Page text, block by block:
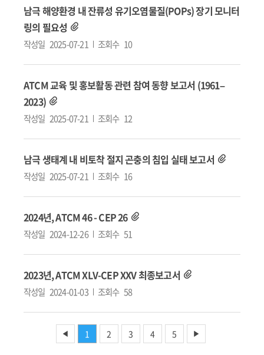
남극 해양환경 내 잔류성 유기오염물질(POPs) 장기 모니터
링의 필요성
작성일 2025-07-21 조회수 10
ATCM 교육 및 홍보활동 관련 참여 동향 보고서 (1961–
2023)
작성일 2025-07-21 조회수 12
남극 생태계 내 비토착 절지 곤충의 침입 실태 보고서
작성일 2025-07-21 조회수 16
2024년, ATCM 46 - CEP 26
작성일 2024-12-26 조회수 51
2023년, ATCM XLV-CEP XXV 최종보고서
작성일 2024-01-03 조회수 58
◀ 1 2 3 4 5 ▶